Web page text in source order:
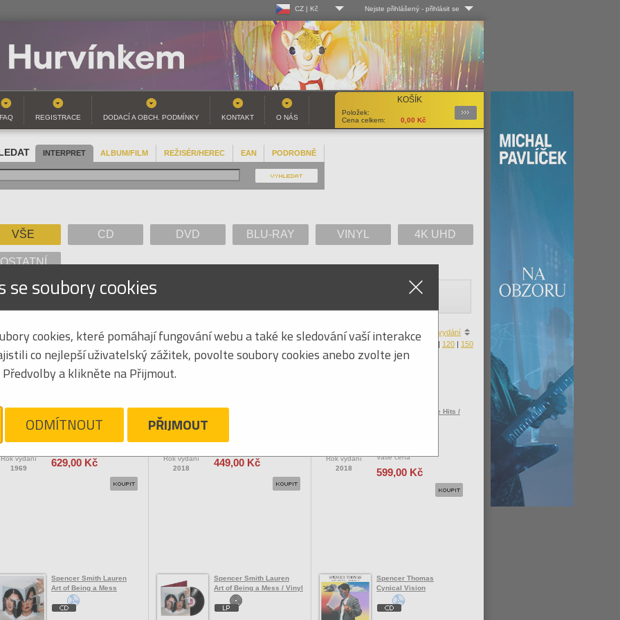
CZ | Kč
CZ | Kč
SK | EUR
Nejste přihlášený - přihlásit se
Log-in
Uživ. jméno:
Heslo:
Registrace
KOŠÍK
Položek:
Cena celkem:
0,00 Kč
Podrobnosti
FAQ REGISTRACE DODACÍ A OBCH. PODMÍNKY KONTAKT O NÁS
INTERPRET ALBUM/FILM REŽISÉR/HEREC EAN PODROBNĚ
VŠE CD DVD BLU-RAY VINYL 4K UHD
OSTATNÍ
G
Seřadit podle: jména ceny |zboží skladem
roku vydání
Produktů na stránku:
| 120 | 150
výpis
POP ZAHRANIČNÍ
Rok vydání
1969
629,00 Kč
Rok vydání
2018
Spencer Sings The Hits
449,00 Kč
Rok vydání
2018
Spencer Sings The Hits /
Vaše cena
599,00 Kč
Spencer Smith Lauren
Art of Being a Mess
Spencer Smith Lauren
Art of Being a Mess / Vinyl
Spencer Thomas
Cynical Vision
se soubory cookies Close
cookies, které pomáhají fungování webu a také ke sledování vaší interakce
co nejlepší uživatelský zážitek, povolte soubory cookies anebo zvolte jen
a klikněte na Přijmout.
ODMÍTNOUT PŘIJMOUT